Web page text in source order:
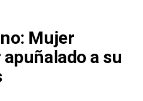
Mujer
a su